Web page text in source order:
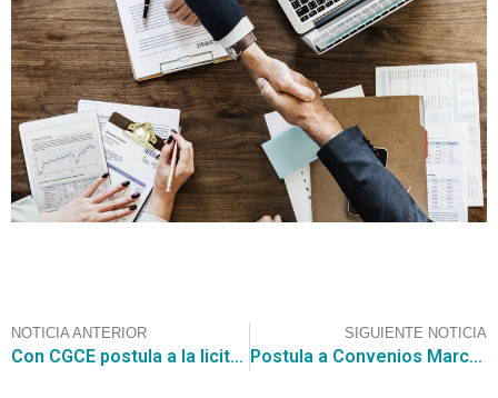
NOTICIA ANTERIOR
Con CGCE postula a la licitación por Construcción Centro Comunitario El Sauce Comuna de Coquimbo de la Ilustre Municipalidad de Coquimbo
SIGUIENTE NOTICIA
Postula a Convenios Marco con CGCE y participa en grandes compras públicas como el Servicio de Arriendo Equipos Computacionales para GEPRIF por US $584.386